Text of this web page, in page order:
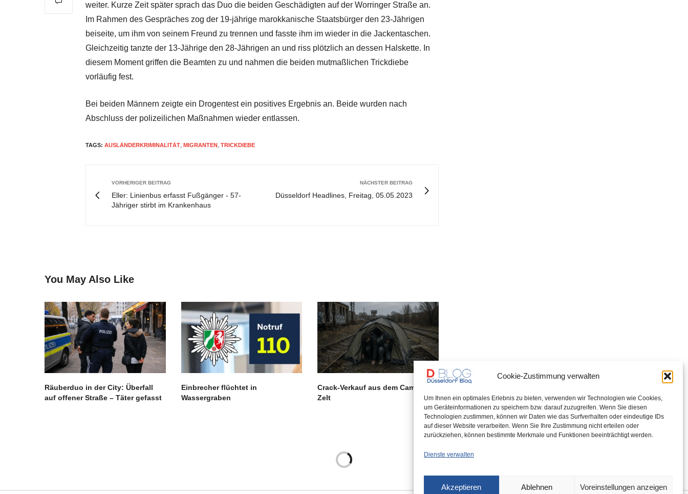
Cookie-Zustimmung verwalten
Um Ihnen ein optimales Erlebnis zu bieten, verwenden wir Technologien wie Cookies,
um Geräteinformationen zu speichern bzw. darauf zuzugreifen. Wenn Sie diesen
Technologien zustimmen, können wir Daten wie das Surfverhalten oder eindeutige IDs
auf dieser Website verarbeiten. Wenn Sie Ihre Zustimmung nicht erteilen oder
zurückziehen, können bestimmte Merkmale und Funktionen beeinträchtigt werden.
Dienste verwalten
Akzeptieren Ablehnen Voreinstellungen anzeigen
weiter. Kurze Zeit später sprach das Duo die beiden Geschädigten auf der Worringer Straße an.
Im Rahmen des Gespräches zog der 19-jährige marokkanische Staatsbürger den 23-Jährigen
beiseite, um ihm von seinem Freund zu trennen und fasste ihm im wieder in die Jackentaschen.
Gleichzeitig tanzte der 13-Jährige den 28-Jährigen an und riss plötzlich an dessen Halskette. In
diesem Moment griffen die Beamten zu und nahmen die beiden mutmaßlichen Trickdiebe
vorläufig fest.
Bei beiden Männern zeigte ein Drogentest ein positives Ergebnis an. Beide wurden nach
Abschluss der polizeilichen Maßnahmen wieder entlassen.
TAGS: AUSLÄNDERKRIMINALITÄT MIGRANTEN TRICKDIEBE
VORHERIGER BEITRAG
Eller: Linienbus erfasst Fußgänger - 57-
Jähriger stirbt im Krankenhaus
NÄCHSTER BEITRAG
Düsseldorf Headlines, Freitag, 05.05.2023
You May Also Like
Räuberduo in der City: Überfall
auf offener Straße – Täter gefasst
Einbrecher flüchtet in
Wassergraben
Crack-Verkauf aus dem Camping-
Zelt